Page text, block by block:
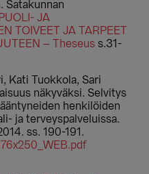
Satakunnan
JA
TOIVEET JA TARPEET
– Theseus s.31-
Kati Tuokkola, Sari
näkyväksi. Selvitys
henkilöiden
ja terveyspalveluissa.
ss. 190-191.